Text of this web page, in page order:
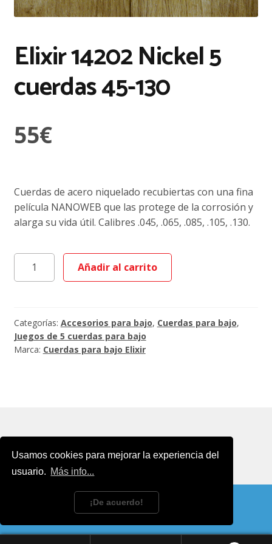
Usamos cookies para mejorar la experiencia del
usuario. Más info...
¡De acuerdo!
Elixir 14202 Nickel 5
cuerdas 45-130
55€
Cuerdas de acero niquelado recubiertas con una fina
película NANOWEB que las protege de la corrosión y
alarga su vida útil. Calibres .045, .065, .085, .105, .130.
Elixir
14202
cuerdas
45-
130
Añadir al carrito
Categorías: Accesorios para bajo, Cuerdas para bajo,
Juegos de 5 cuerdas para bajo
Marca: Cuerdas para bajo Elixir
© 2026 Tanne Bass Corner
Aviso legal y política de
Política de Cookies